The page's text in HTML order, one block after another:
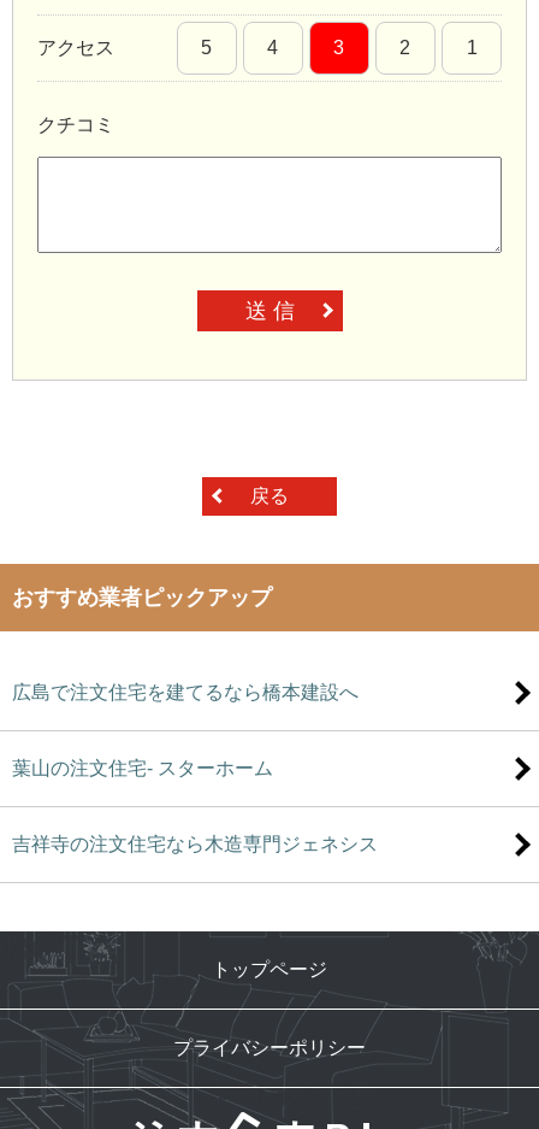
アクセス 5 4 3 2 1
クチコミ
送 信
戻る
おすすめ業者ピックアップ
広島で注文住宅を建てるなら橋本建設へ
葉山の注文住宅- スターホーム
吉祥寺の注文住宅なら木造専門ジェネシス
トップページ
プライバシーポリシー